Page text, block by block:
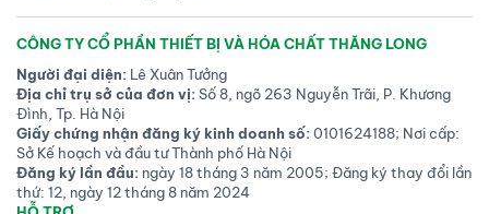
CÔNG TY CỔ PHẦN THIẾT BỊ VÀ HÓA CHẤT THĂNG LONG
Người đại diện: Lê Xuân Tưởng
Địa chỉ trụ sở của đơn vị:Số 8, ngõ 263 Nguyễn Trãi, P. Khương
Đình, Tp. Hà Nội
Giấy chứng nhận đăng ký kinh doanh số:0101624188; Nơi cấp:
Sở Kế hoạch và đầu tư Thành phố Hà Nội
Đăng ký lần đầu: ngày 18 tháng 3 năm 2005; Đăng ký thay đổi lần
thứ: 12, ngày 12 tháng 8 năm 2024